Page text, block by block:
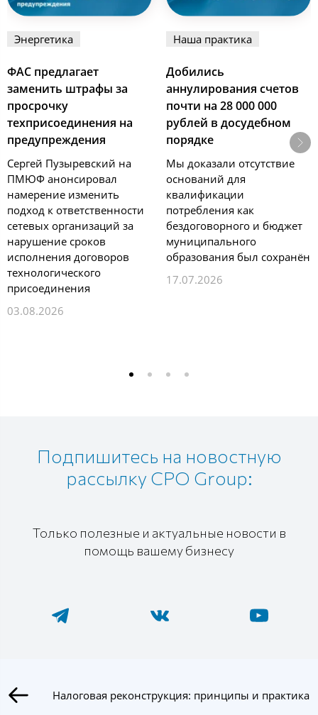
Энергетика
ФАС предлагает
заменить штрафы за
просрочку
техприсоединения на
предупреждения
Сергей Пузыревский на
ПМЮФ анонсировал
намерение изменить
подход к ответственности
сетевых организаций за
нарушение сроков
исполнения договоров
технологического
присоединения
03.08.2026
Наша практика
Добились
аннулирования счетов
почти на 28 000 000
рублей в досудебном
порядке
Мы доказали отсутствие
оснований для
квалификации
потребления как
бездоговорного и бюджет
муниципального
образования был сохранён
17.07.2026
Подпишитесь на новостную
рассылку CPO Group:
Только полезные и актуальные новости в
помощь вашему бизнесу
Налоговая реконструкция: принципы и практика